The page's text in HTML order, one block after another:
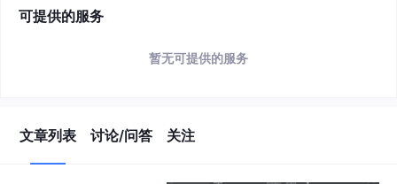
可提供的服务
暂无可提供的服务
文章列表 讨论/问答 关注